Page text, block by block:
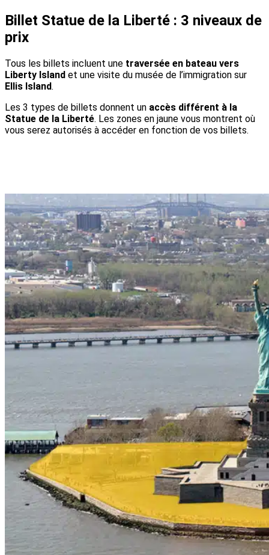
Billet Statue de la Liberté : 3 niveaux de
prix
Tous les billets incluent une traversée en bateau vers
Liberty Island et une visite du musée de l’immigration sur
Ellis Island.
Les 3 types de billets donnent un accès différent à la
Statue de la Liberté. Les zones en jaune vous montrent où
vous serez autorisés à accéder en fonction de vos billets.